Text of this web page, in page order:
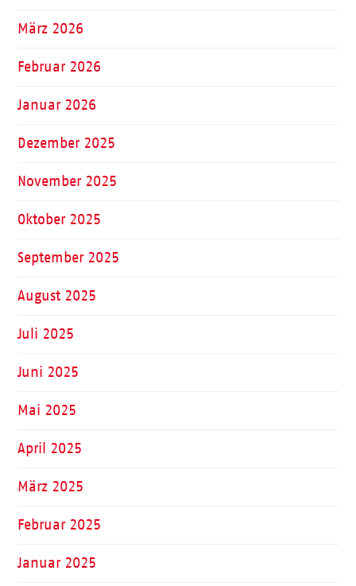
März 2026
Februar 2026
Januar 2026
Dezember 2025
November 2025
Oktober 2025
September 2025
August 2025
Juli 2025
Juni 2025
Mai 2025
April 2025
März 2025
Februar 2025
Januar 2025